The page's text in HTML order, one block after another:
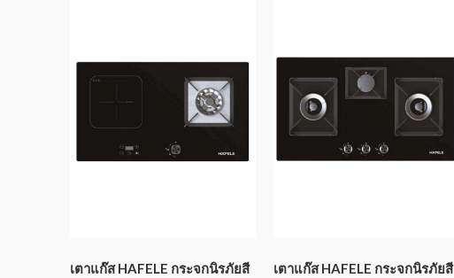
เตาแก๊ส HAFELE กระจกนิรภัยสี เตาแก๊ส HAFELE กระจกนิรภัยสี